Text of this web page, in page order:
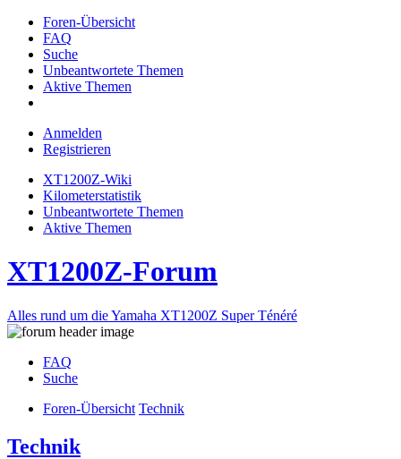
Foren-Übersicht
FAQ
Suche
Unbeantwortete Themen
Aktive Themen
Anmelden
Registrieren
XT1200Z-Wiki
Kilometerstatistik
Unbeantwortete Themen
Aktive Themen
XT1200Z-Forum
Alles rund um die Yamaha XT1200Z Super Ténéré
FAQ
Suche
Foren-Übersicht Technik
Technik